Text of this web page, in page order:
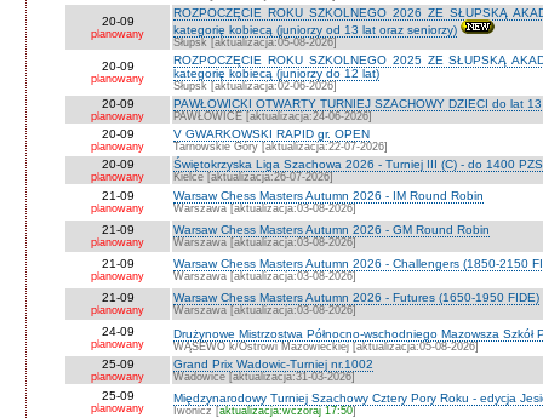
20-09
planowany
ROZPOCZĘCIE ROKU SZKOLNEGO 2026 ZE SŁUPSKĄ
kategorię kobiecą (juniorzy od 13 lat oraz seniorzy)
Słupsk [aktualizacja:05-08-2026]
20-09
planowany
ROZPOCZĘCIE ROKU SZKOLNEGO 2025 ZE SŁUPSKĄ
kategorię kobiecą (juniorzy do 12 lat)
Słupsk [aktualizacja:02-06-2026]
20-09
planowany
PAWŁOWICKI OTWARTY TURNIEJ SZACHOWY DZIECI do lat
PAWŁOWICE [aktualizacja:24-06-2026]
20-09
planowany
V GWARKOWSKI RAPID gr. OPEN
Tarnowskie Góry [aktualizacja:22-07-2026]
20-09
planowany
Świętokrzyska Liga Szachowa 2026 - Turniej III (C) - do 1400
Kielce [aktualizacja:26-07-2026]
21-09
planowany
Warsaw Chess Masters Autumn 2026 - IM Round Robin
Warszawa [aktualizacja:03-08-2026]
21-09
planowany
Warsaw Chess Masters Autumn 2026 - GM Round Robin
Warszawa [aktualizacja:03-08-2026]
21-09
planowany
Warsaw Chess Masters Autumn 2026 - Challengers (1850-2150
Warszawa [aktualizacja:03-08-2026]
21-09
planowany
Warsaw Chess Masters Autumn 2026 - Futures (1650-1950 FIDE)
Warszawa [aktualizacja:03-08-2026]
24-09
planowany
Drużynowe Mistrzostwa Północno-wschodniego Mazowsza Szkół
WĄSEWO k/Ostrowi Mazowieckiej [aktualizacja:05-08-2026]
25-09
planowany
Grand Prix Wadowic-Turniej nr.1002
Wadowice [aktualizacja:31-03-2026]
25-09
planowany
Międzynarodowy Turniej Szachowy Cztery Pory Roku - edycja
Iwonicz [aktualizacja:wczoraj 17:50]